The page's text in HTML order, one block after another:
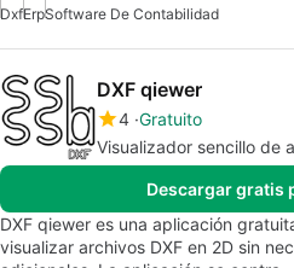
DxfErpSoftware De Contabilidad
DXF qiewer
4 Gratuito
Visualizador sencillo de
Descargar gratis
DXF qiewer es una aplicación
visualizar archivos DXF en 2D sin